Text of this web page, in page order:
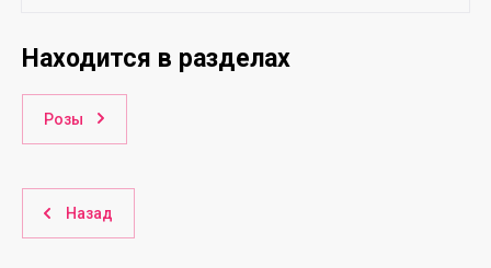
Находится в разделах
Розы
Назад